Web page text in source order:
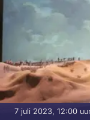
7 juli 2023, 12:00